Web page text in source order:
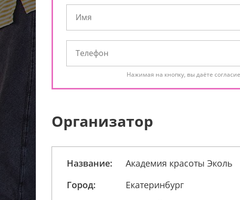
Нажимая на кнопку, вы даёте
Организатор
Название:
Академия красоты Эколь
Город:
Екатеринбург